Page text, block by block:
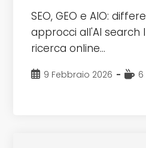
SEO, GEO e AIO:
approcci all'AI search
ricerca online…
Articolo
9 Febbraio 2026